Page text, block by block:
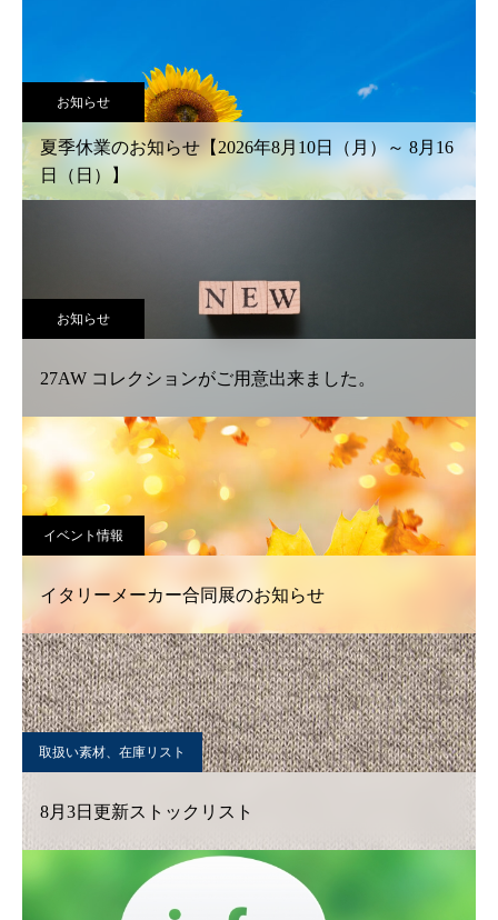
お知らせ
夏季休業のお知らせ【2026年8月10日（月）～ 8月16
日（日）】
お知らせ
27AW コレクションがご用意出来ました。
イベント情報
イタリーメーカー合同展のお知らせ
取扱い素材、在庫リスト
8月3日更新ストックリスト